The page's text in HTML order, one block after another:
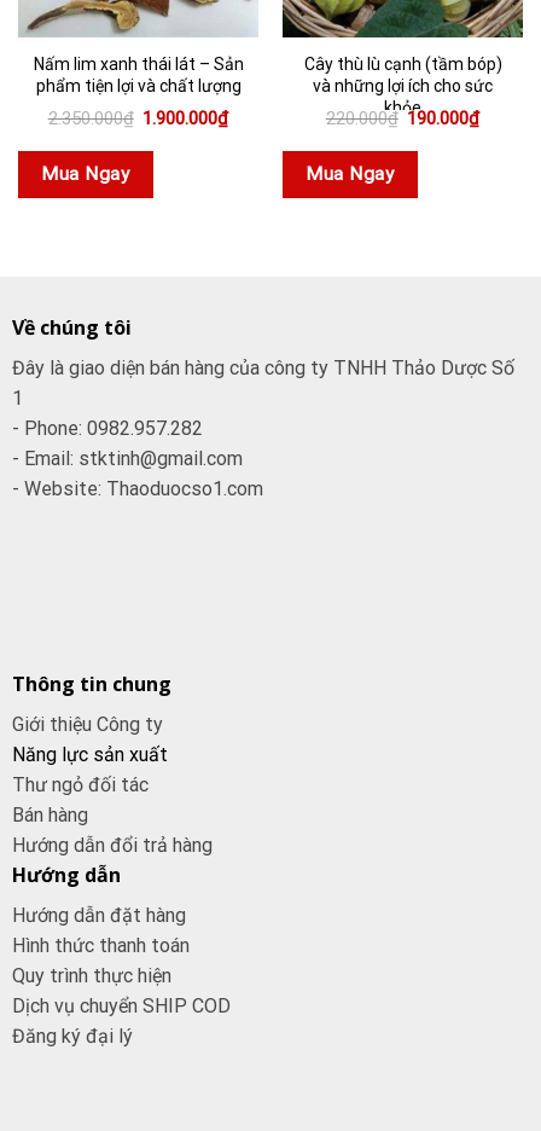
Nấm lim xanh thái lát – Sản
phẩm tiện lợi và chất lượng
2.350.000₫ Giá
là:
1.900.000₫Giá
hiện
1.900.000₫.
Mua Ngay
Cây thù lù cạnh (tầm bóp)
và những lợi ích cho sức
khỏe
220.000₫ Giá
là:
190.000₫Giá
hiện
Mua Ngay
Về chúng tôi
Đây là giao diện bán hàng của công ty TNHH Thảo Dược Số
1
- Phone: 0982.957.282
- Email: stktinh@gmail.com
- Website: Thaoduocso1.com
Thông tin chung
Giới thiệu Công ty
Năng lực sản xuất
Thư ngỏ đối tác
Bán hàng
Hướng dẫn đổi trả hàng
Hướng dẫn
Hướng dẫn đặt hàng
Hình thức thanh toán
Quy trình thực hiện
Dịch vụ chuyển SHIP COD
Đăng ký đại lý